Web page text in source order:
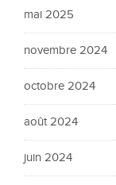
mai 2025
novembre 2024
octobre 2024
août 2024
juin 2024